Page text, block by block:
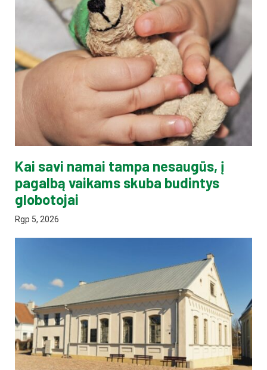
Kai savi namai tampa nesaugūs, į
pagalbą vaikams skuba budintys
globotojai
Rgp 5, 2026